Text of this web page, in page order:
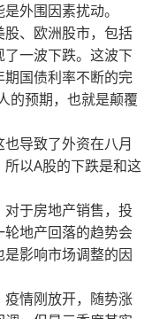
外围因素扰动。
、欧洲股市，包括
一波下跌。这波下
国债利率不断的完
的预期，也就是颠覆
导致了外资在八月
以A股的下跌是和这
于房地产销售，投
地产回落的趋势会
影响市场调整的因
情刚放开，随势涨